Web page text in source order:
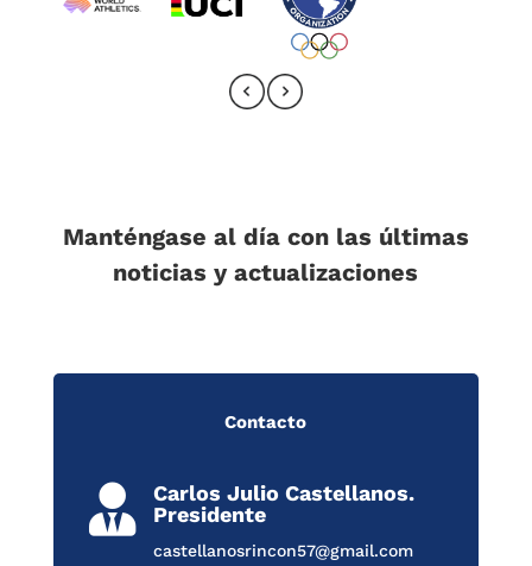
Manténgase al día con las últimas
noticias y actualizaciones
Contacto

Carlos Julio Castellanos.
Presidente
castellanosrincon57@gmail.com